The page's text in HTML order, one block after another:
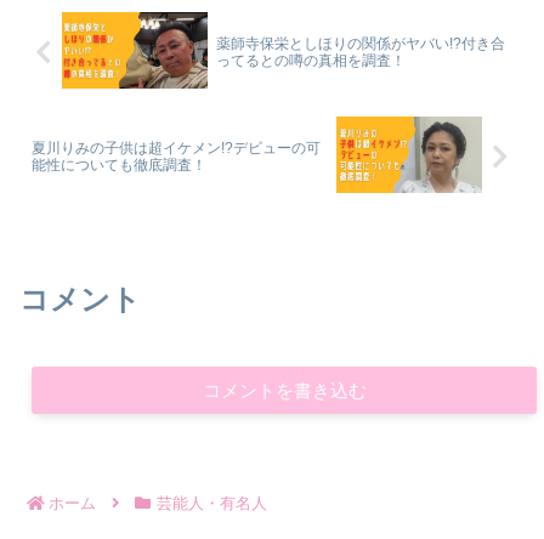
薬師寺保栄としほりの関係がヤバい!?付き合
ってるとの噂の真相を調査！
夏川りみの子供は超イケメン!?デビューの可
能性についても徹底調査！
コメント
コメントを書き込む
ホーム 芸能人・有名人